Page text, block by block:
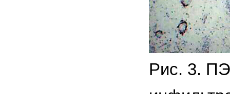
Рис. 3.